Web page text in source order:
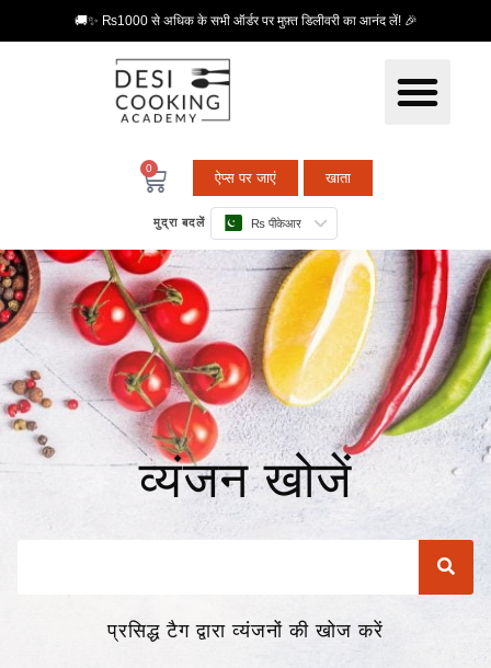
🚚✨ ₨1000 से अधिक के सभी ऑर्डर पर मुफ़्त डिलीवरी का आनंद लें! 🎉
0
ऐप्स पर जाएं खाता
मुद्रा बदलें ₨ पीकेआर
व्यंजन खोजें
प्रसिद्ध टैग द्वारा व्यंजनों की खोज करें